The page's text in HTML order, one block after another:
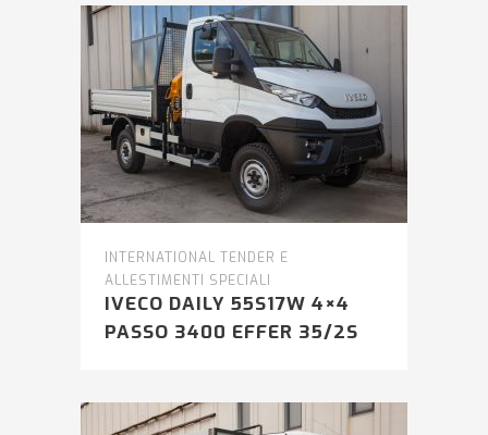
INTERNATIONAL TENDER E
ALLESTIMENTI SPECIALI
IVECO DAILY 55S17W 4×4
PASSO 3400 EFFER 35/2S